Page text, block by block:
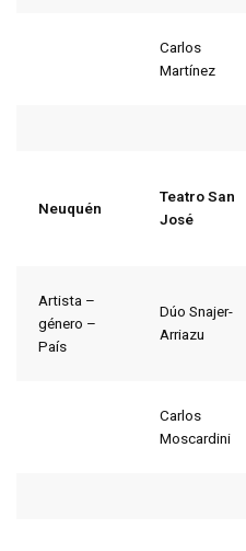
Carlos
Martínez
Neuquén
Teatro San
José
Artista –
género –
País
Dúo Snajer-
Arriazu
Carlos
Moscardini